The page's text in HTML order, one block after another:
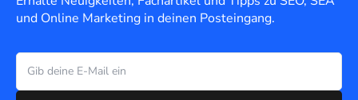
und Online Marketing in deinen Posteingang.